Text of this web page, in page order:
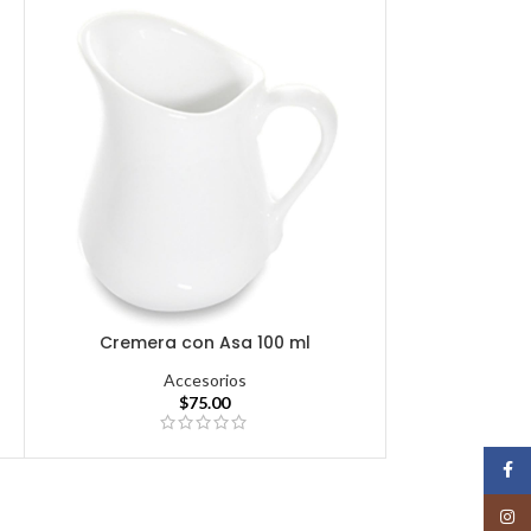
Cremera con Asa 100 ml
Accesorios
$75.00